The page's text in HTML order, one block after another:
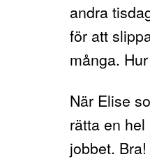
andra
för att
många.
När Elise
rätta en
jobbet.